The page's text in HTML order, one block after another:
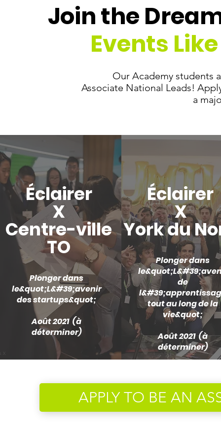
Join the
Events
Our Academy students
Associate National Leads!
a
Éclairer
X
Centre-ville
TO
Plonger dans
le&quot;L&#39;avenir
des startups&quot;
Août 2021 (à
déterminer)
Éclairer
X
York du
Plonger dans
le
de
tout au long de la
vie&quot;
Août 2021 (à
déterminer)
APPLY TO BE AN